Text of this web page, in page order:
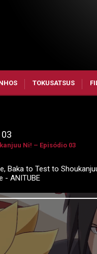
TOKUSATSUS
Ni! – Episódio 03
Baka to Test to
- ANITUBE